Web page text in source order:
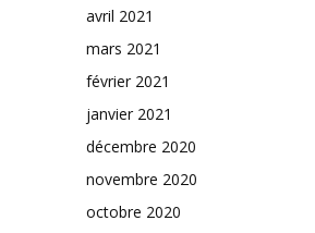
avril 2021
mars 2021
février 2021
janvier 2021
décembre 2020
novembre 2020
octobre 2020